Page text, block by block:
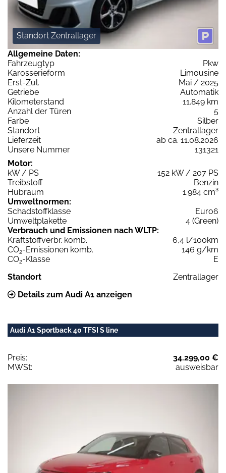
Standort Zentrallager
Allgemeine Daten:
Fahrzeugtyp
Pkw
Karosserieform
Limousine
Erst-Zul.
Mai / 2025
Getriebe
Automatik
Kilometerstand
11.849 km
Anzahl der Türen
5
Farbe
Silber
Standort
Zentrallager
Lieferzeit
ab ca. 11.08.2026
Unsere Nummer
131321
Motor:
kW / PS
152 kW / 207 PS
Treibstoff
Benzin
Hubraum
1.984 cm³
Umweltnormen:
Schadstoffklasse
Euro6
Umweltplakette
4 (Green)
Verbrauch und Emissionen nach WLTP:
Kraftstoffverbr. komb.
6,4 l/100km
CO2-Emissionen komb.
146 g/km
CO2-Klasse
E
Standort
Zentrallager
Details zum Audi A1 anzeigen
Audi A1 Sportback 40 TFSI S line
Preis:
34.299,00 €
MWSt:
ausweisbar